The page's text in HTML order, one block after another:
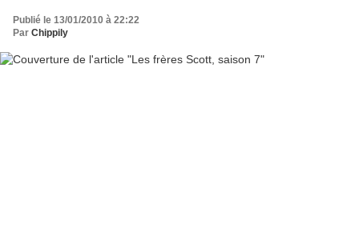
Publié le 13/01/2010 à 22:22
Par Chippily